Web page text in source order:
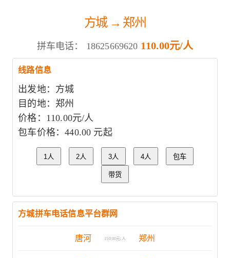
方城 → 郑州
拼车电话： 18625669620 110.00元/人
线路信息
出发地：方城
目的地：郑州
价格：110.00元/人
包车价格：440.00 元起
1人 2人 3人 4人 包车
带货
方城拼车电话信息平台群网
唐河 150.00元/人 郑州